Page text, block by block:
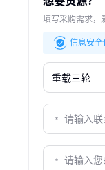
填写采购需求，
信息安全